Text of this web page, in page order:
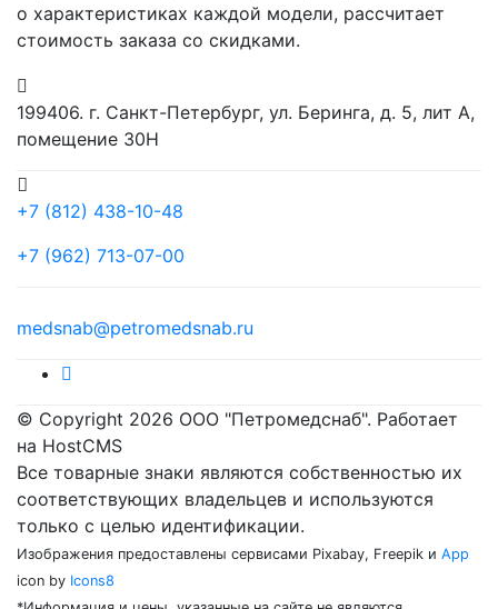
о характеристиках каждой модели, рассчитает
стоимость заказа со скидками.
199406. г. Санкт-Петербург, ул. Беринга, д. 5, лит А,
помещение 30Н
+7 (812) 438-10-48
+7 (962) 713-07-00
medsnab@petromedsnab.ru
© Copyright 2026 ООО "Петромедснаб". Работает
на HostCMS
Все товарные знаки являются собственностью их
соответствующих владельцев и используются
только с целью идентификации.
Изображения предоставлены сервисами Pixabay, Freepik и App
icon by Icons8